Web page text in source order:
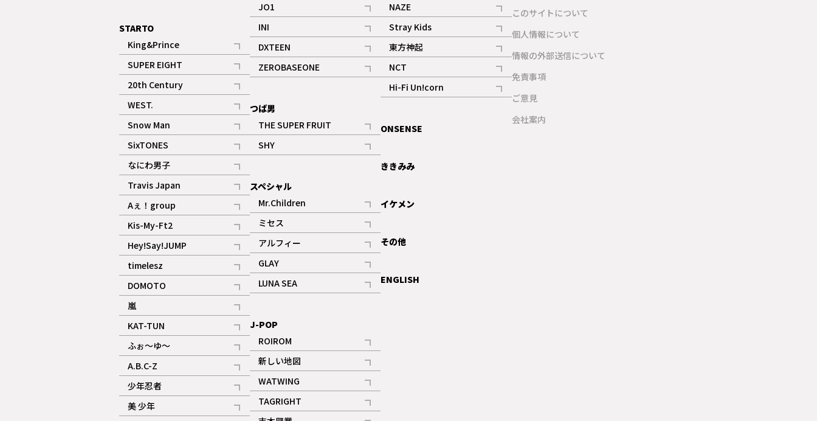
STARTO
King&Prince
記事
SUPER EIGHT
記事
20th Century
記事
WEST.
記事
Snow Man
記事
ギャラリー
SixTONES
記事
ギャラリー
なにわ男子
記事
Travis Japan
記事
Aぇ！group
記事
Kis-My-Ft2
記事
ギャラリー
Hey!Say!JUMP
記事
timelesz
記事
DOMOTO
記事
嵐
記事
KAT-TUN
記事
ふぉ～ゆ～
記事
A.B.C-Z
記事
ギャラリー
少年忍者
記事
美 少年
JO1
記事
ギャラリー
INI
記事
ギャラリー
DXTEEN
記事
ギャラリー
ZEROBASEONE
記事
つば男
THE SUPER FRUIT
記事
ギャラリー
SHY
記事
スペシャル
Mr.Children
記事
ミセス
記事
アルフィー
記事
GLAY
記事
LUNA SEA
記事
J-POP
ROIROM
記事
新しい地図
記事
WATWING
記事
TAGRIGHT
記事
NAZE
記事
Stray Kids
記事
東方神起
記事
NCT
記事
Hi-Fi Un!corn
記事
ONSENSE
ききみみ
イケメン
その他
ENGLISH
このサイトについて
個人情報について
情報の外部送信について
免責事項
ご意見
会社案内